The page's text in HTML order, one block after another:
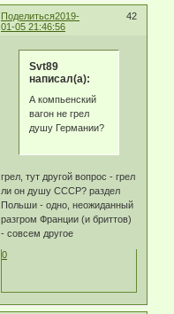
Поделиться 42
2019-
01-05 21:46:56
Svt89
написал(а):
А компьенский
вагон не грел
душу Германии?
грел, тут другой вопрос - грел
ли он душу СССР? раздел
Польши - одно, неожиданный
разгром Франции (и бриттов)
- совсем другое
0